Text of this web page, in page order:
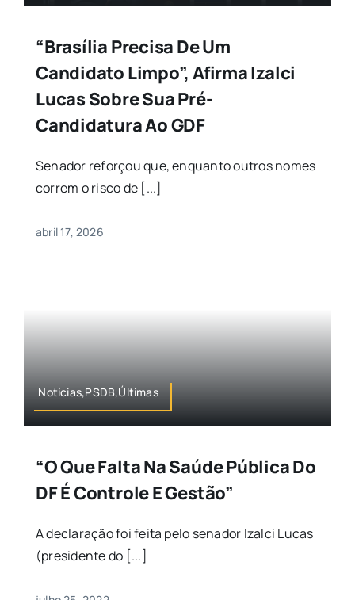
“Brasília Precisa De Um
Candidato Limpo”, Afirma Izalci
Lucas Sobre Sua Pré-
Candidatura Ao GDF
Senador reforçou que, enquanto outros nomes
correm o risco de [...]
abril 17, 2026
Notícias,PSDB,Últimas
“O Que Falta Na Saúde Pública Do
DF É Controle E Gestão”
A declaração foi feita pelo senador Izalci Lucas
(presidente do [...]